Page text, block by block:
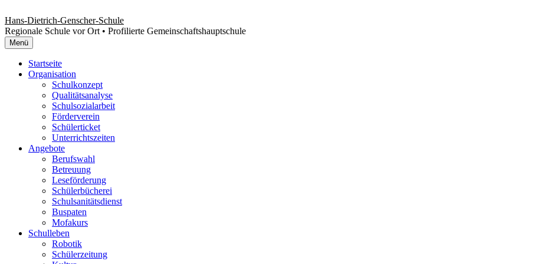
Inhalt
überspringen
Hans-Dietrich-Genscher-Schule
Regionale Schule vor Ort • Profilierte Gemeinschaftshauptschule
Menü
Startseite
Organisation
Schulkonzept
Qualitätsanalyse
Schulsozialarbeit
Förderverein
Schülerticket
Unterrichtszeiten
Angebote
Berufswahl
Betreuung
Leseförderung
Schülerbücherei
Schulsanitätsdienst
Buspaten
Mofakurs
Schulleben
Robotik
Schülerzeitung